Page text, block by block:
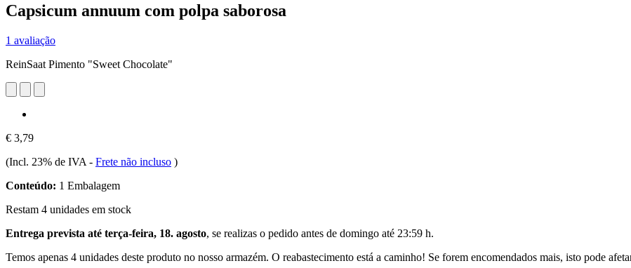
Capsicum annuum com polpa saborosa
1 avaliação
ReinSaat Pimento "Sweet Chocolate"
€ 3,79
(Incl. 23% de IVA - Frete não incluso )
Conteúdo: 1 Embalagem
Restam 4 unidades em stock
Entrega prevista até terça-feira, 18. agosto, se realizas o pedido antes de domingo até 23:59 h.
Temos apenas 4 unidades deste produto no nosso armazém. O reabastecimento está a caminho! Se forem encomendados mais, isto pode